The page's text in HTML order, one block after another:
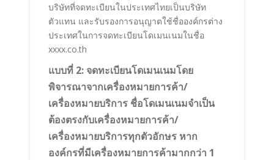
บริษัทที่จดทะเบียนในประเทศไทยเป็นบริษัท
ตัวแทน และรับรองการอนุญาตใช้ชื่อองค์กรต่าง
ประเทศในการจดทะเบียนโดเมนเนมในชื่อ
xxxx.co.th
แบบที่ 2: จดทะเบียนโดเมนเนมโดย
พิจารณาจากเครื่องหมายการค้า/
เครื่องหมายบริการ ชื่อโดเมนเนมจำเป็น
ต้องตรงกับเครื่องหมายการค้า/
เครื่องหมายบริการทุกตัวอักษร หาก
องค์กรที่มีเครื่องหมายการค้ามากกว่า 1